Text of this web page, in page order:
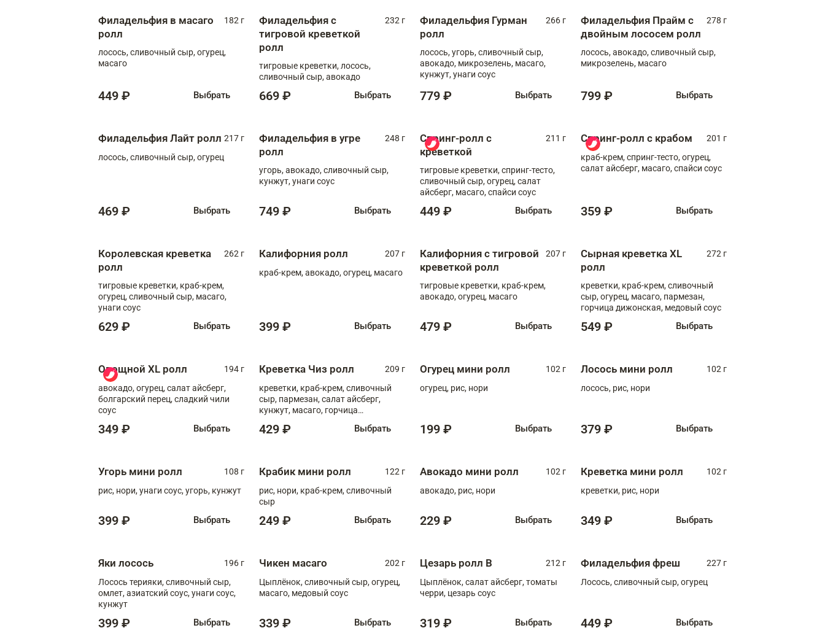
Филадельфия в масаго
ролл
182 г
лосось, сливочный сыр, огурец,
масаго
449 ₽ Выбрать
Филадельфия с
тигровой креветкой
ролл
232 г
тигровые креветки, лосось,
сливочный сыр, авокадо
669 ₽ Выбрать
Филадельфия Гурман
ролл
266 г
лосось, угорь, сливочный сыр,
авокадо, микрозелень, масаго,
кунжут, унаги соус
779 ₽ Выбрать
Филадельфия Прайм с
двойным лососем ролл
278 г
лосось, авокадо, сливочный сыр,
микрозелень, масаго
799 ₽ Выбрать
Филадельфия Лайт ролл 217 г
лосось, сливочный сыр, огурец
469 ₽ Выбрать
Филадельфия в угре
ролл
248 г
угорь, авокадо, сливочный сыр,
кунжут, унаги соус
749 ₽ Выбрать
Спринг-ролл с
креветкой
211 г
тигровые креветки, спринг-тесто,
сливочный сыр, огурец, салат
айсберг, масаго, спайси соус
449 ₽ Выбрать
Спринг-ролл с крабом
201 г
краб-крем, спринг-тесто, огурец,
салат айсберг, масаго, спайси соус
359 ₽ Выбрать
Королевская креветка
ролл
262 г
тигровые креветки, краб-крем,
огурец, сливочный сыр, масаго,
унаги соус
629 ₽ Выбрать
Калифорния ролл
207 г
краб-крем, авокадо, огурец, масаго
399 ₽ Выбрать
Калифорния с тигровой
креветкой ролл
207 г
тигровые креветки, краб-крем,
авокадо, огурец, масаго
479 ₽ Выбрать
Сырная креветка XL
ролл
272 г
креветки, краб-крем, сливочный
сыр, огурец, масаго, пармезан,
горчица дижонская, медовый соус
549 ₽ Выбрать
Овощной XL ролл
194 г
авокадо, огурец, салат айсберг,
болгарский перец, сладкий чили
соус
349 ₽ Выбрать
Креветка Чиз ролл
209 г
креветки, краб-крем, сливочный
сыр, пармезан, салат айсберг,
кунжут, масаго, горчица
429 ₽ Выбрать
Огурец мини ролл
102 г
огурец, рис, нори
199 ₽ Выбрать
Лосось мини ролл
102 г
лосось, рис, нори
379 ₽ Выбрать
Угорь мини ролл
108 г
рис, нори, унаги соус, угорь, кунжут
399 ₽ Выбрать
Крабик мини ролл
122 г
рис, нори, краб-крем, сливочный
сыр
249 ₽ Выбрать
Авокадо мини ролл
102 г
авокадо, рис, нори
229 ₽ Выбрать
Креветка мини ролл
102 г
креветки, рис, нори
349 ₽ Выбрать
Яки лосось
196 г
Лосось терияки, сливочный сыр,
омлет, азиатский соус, унаги соус,
кунжут
399 ₽ Выбрать
Чикен масаго
202 г
Цыплёнок, сливочный сыр, огурец,
масаго, медовый соус
339 ₽ Выбрать
Цезарь ролл В
212 г
Цыплёнок, салат айсберг, томаты
черри, цезарь соус
319 ₽ Выбрать
Филадельфия фреш
227 г
Лосось, сливочный сыр, огурец
449 ₽ Выбрать